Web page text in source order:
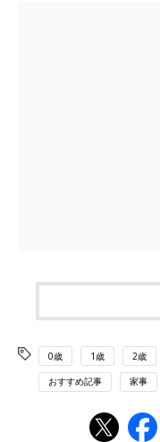
0歳 1歳 2歳
おすすめ記事 家事